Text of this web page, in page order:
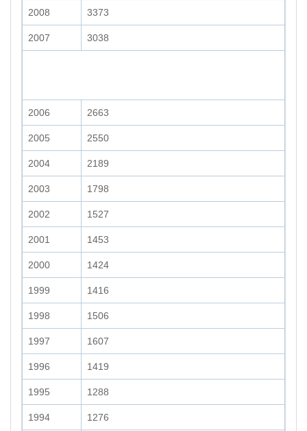
2008 3373
2007 3038
2006 2663
2005 2550
2004 2189
2003 1798
2002 1527
2001 1453
2000 1424
1999 1416
1998 1506
1997 1607
1996 1419
1995 1288
1994 1276